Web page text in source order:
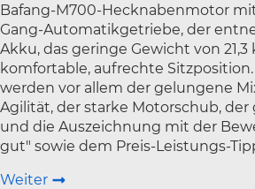
Bafang-M700-Hecknabenmotor
Gang-Automatikgetriebe, der
Akku, das geringe Gewicht von 21,3
komfortable, aufrechte
werden vor allem der gelungene
Agilität, der starke Motorschub,
und die Auszeichnung mit der
gut" sowie dem Preis-Leistungs-
Weiter